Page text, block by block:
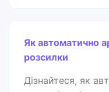
Як автоматично
розсилки
Дізнайтеся, як